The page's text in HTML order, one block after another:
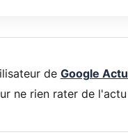
de Google
ne rien rater de